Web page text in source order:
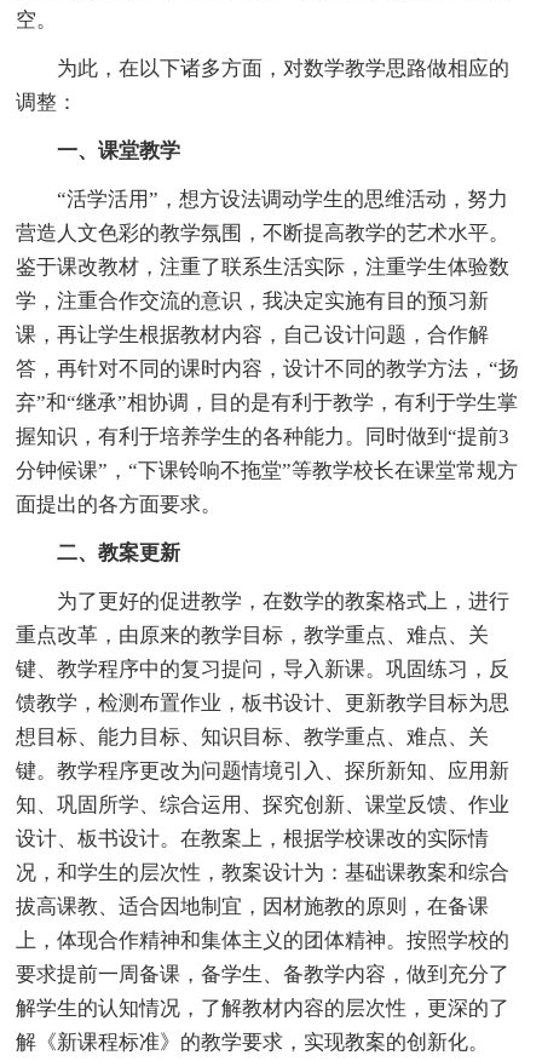
空。
为此，在以下诸多方面，对数学教学思路做相应的
调整：
一、课堂教学
“活学活用”，想方设法调动学生的思维活动，努力
营造人文色彩的教学氛围，不断提高教学的艺术水平。
鉴于课改教材，注重了联系生活实际，注重学生体验数
学，注重合作交流的意识，我决定实施有目的预习新
课，再让学生根据教材内容，自己设计问题，合作解
答，再针对不同的课时内容，设计不同的教学方法，“扬
弃”和“继承”相协调，目的是有利于教学，有利于学生掌
握知识，有利于培养学生的各种能力。同时做到“提前3
分钟候课”，“下课铃响不拖堂”等教学校长在课堂常规方
面提出的各方面要求。
二、教案更新
为了更好的促进教学，在数学的教案格式上，进行
重点改革，由原来的教学目标，教学重点、难点、关
键、教学程序中的复习提问，导入新课。巩固练习，反
馈教学，检测布置作业，板书设计、更新教学目标为思
想目标、能力目标、知识目标、教学重点、难点、关
键。教学程序更改为问题情境引入、探所新知、应用新
知、巩固所学、综合运用、探究创新、课堂反馈、作业
设计、板书设计。在教案上，根据学校课改的实际情
况，和学生的层次性，教案设计为：基础课教案和综合
拔高课教、适合因地制宜，因材施教的原则，在备课
上，体现合作精神和集体主义的团体精神。按照学校的
要求提前一周备课，备学生、备教学内容，做到充分了
解学生的认知情况，了解教材内容的层次性，更深的了
解《新课程标准》的教学要求，实现教案的创新化。